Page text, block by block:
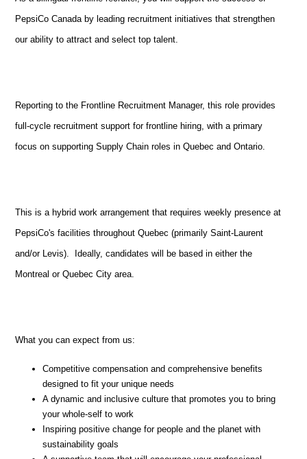
PepsiCo Canada by leading recruitment initiatives that strengthen
our ability to attract and select top talent.
Reporting to the Frontline Recruitment Manager, this role provides
full-cycle recruitment support for frontline hiring, with a primary
focus on supporting Supply Chain roles in Quebec and Ontario.
This is a hybrid work arrangement that requires weekly presence at
PepsiCo's facilities throughout Quebec (primarily Saint-Laurent
and/or Levis). Ideally, candidates will be based in either the
Montreal or Quebec City area.
What you can expect from us:
Competitive compensation and comprehensive benefits
designed to fit your unique needs
A dynamic and inclusive culture that promotes you to bring
your whole-self to work
Inspiring positive change for people and the planet with
sustainability goals